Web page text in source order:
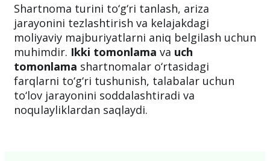
Shartnoma turini to‘g‘ri tanlash, ariza
jarayonini tezlashtirish va kelajakdagi
moliyaviy majburiyatlarni aniq belgilash uchun
muhimdir. Ikki tomonlama va uch
tomonlama shartnomalar o‘rtasidagi
farqlarni to‘g‘ri tushunish, talabalar uchun
to‘lov jarayonini soddalashtiradi va
noqulayliklardan saqlaydi.